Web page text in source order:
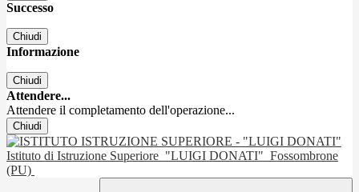
Successo
Chiudi
Informazione
Chiudi
Attendere...
Attendere il completamento dell'operazione...
Chiudi
Istituto di Istruzione Superiore "LUIGI DONATI" Fossombrone
(PU)